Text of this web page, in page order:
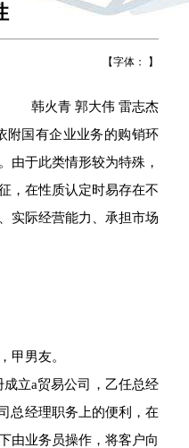
【字体： 】
韩火青 郭大伟 雷志杰
国有企业业务的购销环
由于此类情形较为特殊，
，在性质认定时易存在不
实际经营能力、承担市场
男友。
立a贸易公司，乙任总经
总经理职务上的便利，在
由业务员操作，将客户向